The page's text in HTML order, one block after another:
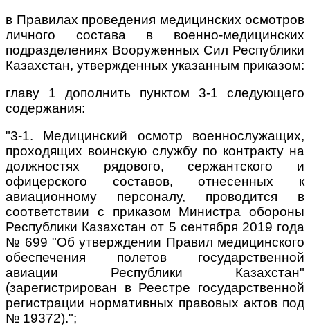
в Правилах проведения медицинских осмотров
личного состава в военно-медицинских
подразделениях Вооруженных Сил Республики
Казахстан, утвержденных указанным приказом:
главу 1 дополнить пунктом 3-1 следующего
содержания:
"3-1. Медицинский осмотр военнослужащих,
проходящих воинскую службу по контракту на
должностях рядового, сержантского и
офицерского составов, отнесенных к
авиационному персоналу, проводится в
соответствии с приказом Министра обороны
Республики Казахстан от 5 сентября 2019 года
№ 699 "Об утверждении Правил медицинского
обеспечения полетов государственной
авиации Республики Казахстан"
(зарегистрирован в Реестре государственной
регистрации нормативных правовых актов под
№ 19372).";